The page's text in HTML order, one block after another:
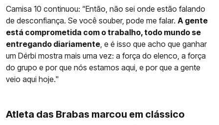
Camisa 10 continuou: “Então, não sei onde estão falando
de desconfiança. Se você souber, pode me falar. A gente
está comprometida com o trabalho, todo mundo se
entregando diariamente , e é isso que acho que ganhar
um Dérbi mostra mais uma vez: a força do elenco, a força
do grupo e por que nós estamos aqui, e por que a gente
veio aqui hoje."
Atleta das Brabas marcou em clássico